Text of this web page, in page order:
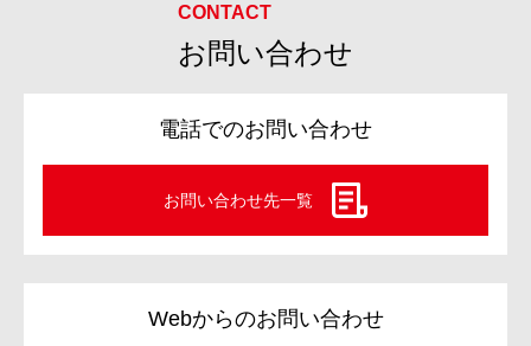
お問い合わせ
電話でのお問い合わせ
お問い合わせ先一覧
Webからのお問い合わせ